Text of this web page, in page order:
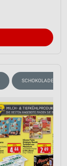
SCHOKOLADE &